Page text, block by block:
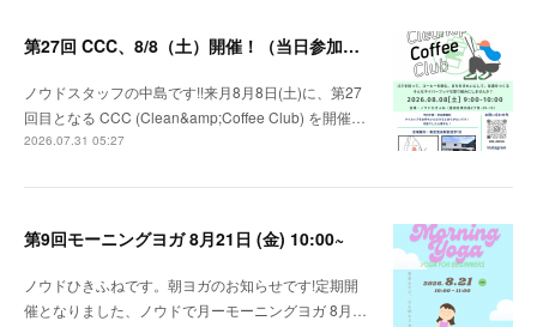
第27回 CCC、8/8（土）開催！（当日参加OK)
ノウドスタッフの中島です!!来月8月8日(土)に、第27
回目となる CCC (Clean&amp;Coffee Club) を開催…
2026.07.31 05:27
第9回モーニングヨガ 8月21日 (金) 10:00~
ノウドひきふねです。朝ヨガのお知らせです!定期開
催となりました、ノウドで月ーモーニングヨガ 8月…